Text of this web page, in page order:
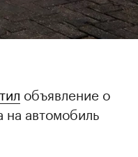
объявление о
автомобиль